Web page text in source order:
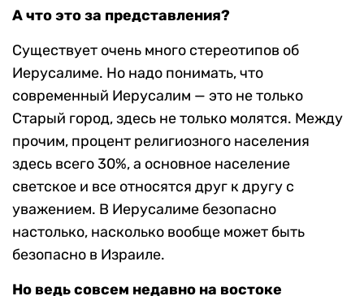
А что это за представления?
Существует очень много стереотипов об
Иерусалиме. Но надо понимать, что
современный Иерусалим — это не только
Старый город, здесь не только молятся. Между
прочим, процент религиозного населения
здесь всего 30%, а основное население
светское и все относятся друг к другу с
уважением. В Иерусалиме безопасно
настолько, насколько вообще может быть
безопасно в Израиле.
Но ведь совсем недавно на востоке